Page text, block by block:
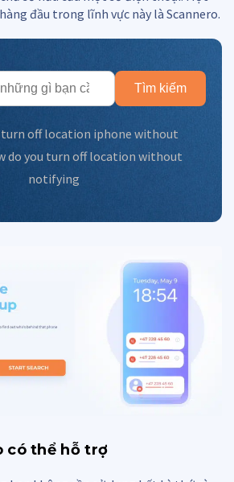
đầu trong lĩnh vực này là Scannero.
Tìm kiếm
off location iphone without
do you turn off location without
notifying
có thể hỗ trợ